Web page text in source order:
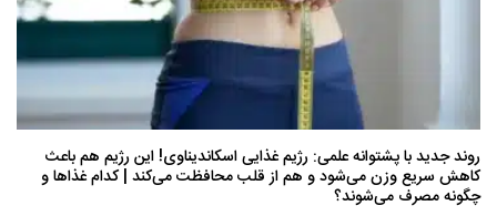
روند جدید با پشتوانه علمی: رژیم غذایی اسکاندیناوی! این رژیم هم باعث
کاهش سریع وزن می‌شود و هم از قلب محافظت می‌کند | کدام غذاها و
چگونه مصرف می‌شوند؟